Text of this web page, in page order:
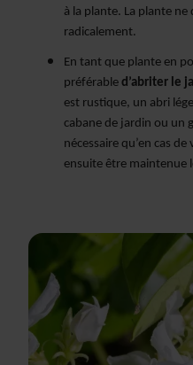
à la plante. La plante
radicalement.
En tant que plante en
préférable d’abriter le
est rustique, un abri
cabane de jardin ou un
nécessaire qu’en cas
ensuite être maintenue